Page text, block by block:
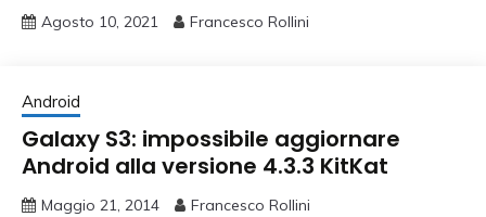
Agosto 10, 2021 Francesco Rollini
Android
Galaxy S3: impossibile aggiornare
Android alla versione 4.3.3 KitKat
Maggio 21, 2014 Francesco Rollini